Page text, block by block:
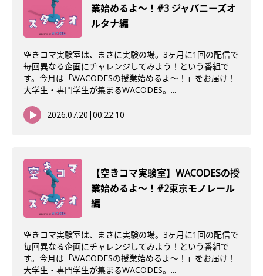
業始めるよ〜！#3 ジャパニーズオ
ルタナ編
空きコマ実験室は、まさに実験の場。3ヶ月に1回の配信で
毎回異なる企画にチャレンジしてみよう！という番組で
す。今月は「WACODESの授業始めるよ～！」をお届け！
大学生・専門学生が集まるWACODES。...
2026.07.20 |00:22:10
【空きコマ実験室】WACODESの授
業始めるよ〜！#2東京モノレール
編
空きコマ実験室は、まさに実験の場。3ヶ月に1回の配信で
毎回異なる企画にチャレンジしてみよう！という番組で
す。今月は「WACODESの授業始めるよ～！」をお届け！
大学生・専門学生が集まるWACODES。...